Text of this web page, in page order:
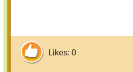
Likes: 0